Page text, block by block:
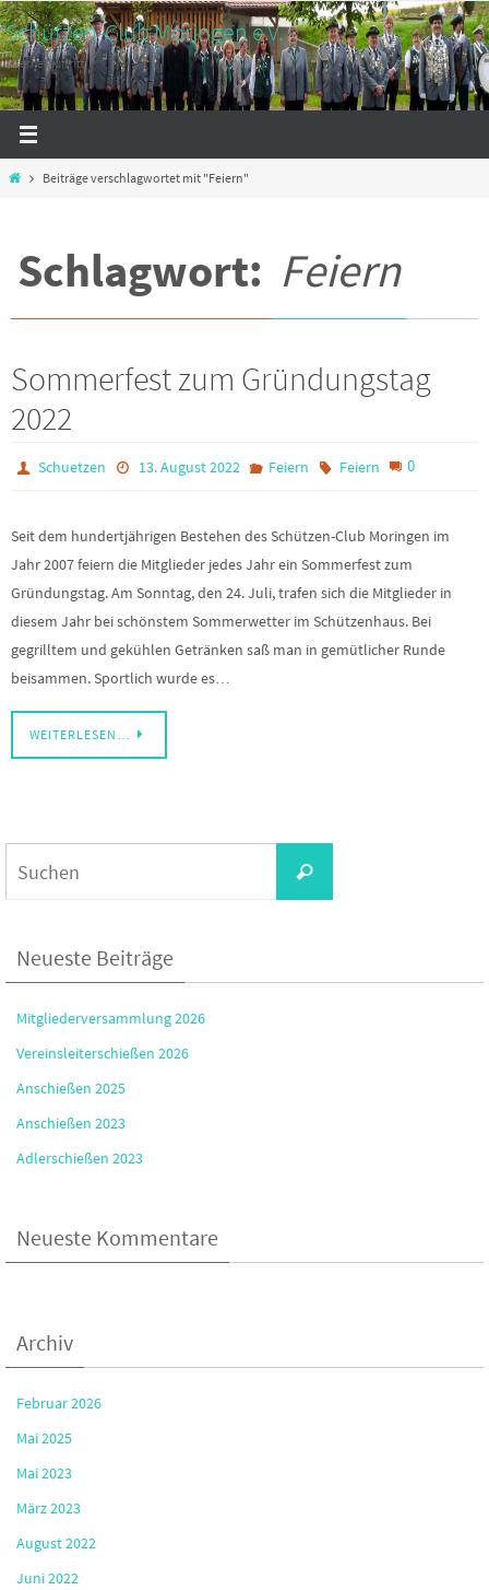
Zum
Inhalt
springen
Schützen-Club Moringen e.V.
Internetauftritt
StartBeiträge verschlagwortet mit "Feiern"
Schlagwort: Feiern
Sommerfest zum Gründungstag
2022
Schuetzen 13. August 2022 Feiern Feiern 0
Seit dem hundertjährigen Bestehen des Schützen-Club Moringen im
Jahr 2007 feiern die Mitglieder jedes Jahr ein Sommerfest zum
Gründungstag. Am Sonntag, den 24. Juli, trafen sich die Mitglieder in
diesem Jahr bei schönstem Sommerwetter im Schützenhaus. Bei
gegrilltem und gekühlen Getränken saß man in gemütlicher Runde
beisammen. Sportlich wurde es…
WEITERLESEN…
Suchen
Neueste Beiträge
Mitgliederversammlung 2026
Vereinsleiterschießen 2026
Anschießen 2025
Anschießen 2023
Adlerschießen 2023
Neueste Kommentare
Archiv
Februar 2026
Mai 2025
Mai 2023
März 2023
August 2022
Juni 2022